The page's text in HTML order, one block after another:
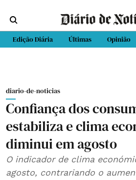
Edição Diária Últimas Opinião
diario-de-noticias
Confiança dos
estabiliza e clima
diminui em agosto
O indicador de clima
agosto, contrariando o